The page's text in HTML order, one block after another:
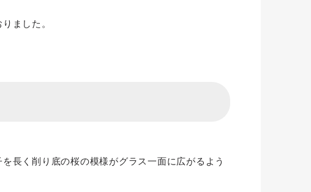
ました。
長く削り底の桜の模様がグラス一面に広がるよう